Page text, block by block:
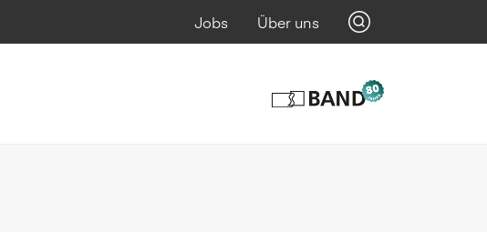
Jobs Über uns